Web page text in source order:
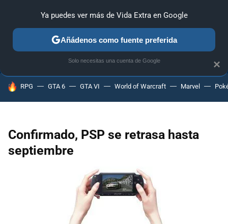
ANÁLISIS GUÍAS Y TRUCOS PC SONY NINTENDO
HOY SE HABLA DE
RPG GTA 6 GTA VI World of Warcraft Marvel
Confirmado, PSP se retrasa hasta
septiembre
×
Ya puedes ver más de Vida Extra en Google
Añádenos como fuente preferida
Solo necesitas una cuenta de Google